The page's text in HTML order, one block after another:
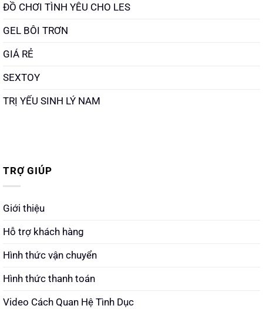
ĐỒ CHƠI TÌNH YÊU CHO LES
GEL BÔI TRƠN
GIÁ RẺ
SEXTOY
TRỊ YẾU SINH LÝ NAM
TRỢ GIÚP
Giới thiệu
Hỗ trợ khách hàng
Hình thức vận chuyển
Hình thức thanh toán
Video Cách Quan Hệ Tình Dục